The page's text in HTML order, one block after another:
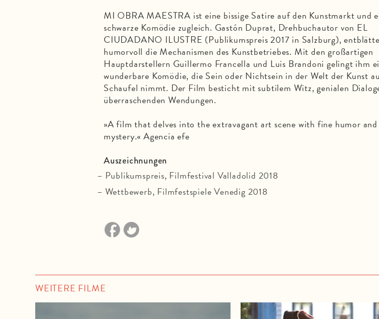
MI OBRA MAESTRA ist eine bissige Satire auf den Kunstmarkt und
schwarze Komödie zugleich. Gastón Duprat, Drehbuchautor von EL
CIUDADANO ILUSTRE (Publikumspreis 2017 in Salzburg),
humorvoll die Mechanismen des Kunstbetriebes. Mit den großartigen
Hauptdarstellern Guillermo Francella und Luis Brandoni gelingt ihm
wunderbare Komödie, die Sein oder Nichtsein in der Welt der Kunst
Schaufel nimmt. Der Film besticht mit subtilem Witz, genialen
überraschenden Wendungen.
»A film that delves into the extravagant art scene with fine humor and
mystery.« Agencia efe
Auszeichnungen
Publikumspreis, Filmfestival Valladolid 2018
Wettbewerb, Filmfestspiele Venedig 2018
WEITERE FILME